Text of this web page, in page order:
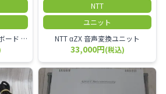
NTT VoIP通話回路拡張用ボード ZXSM－IP内線ボード－「1」
NTT
ユニット
NTT αZX 音声変換ユニット
33,000円(税込)